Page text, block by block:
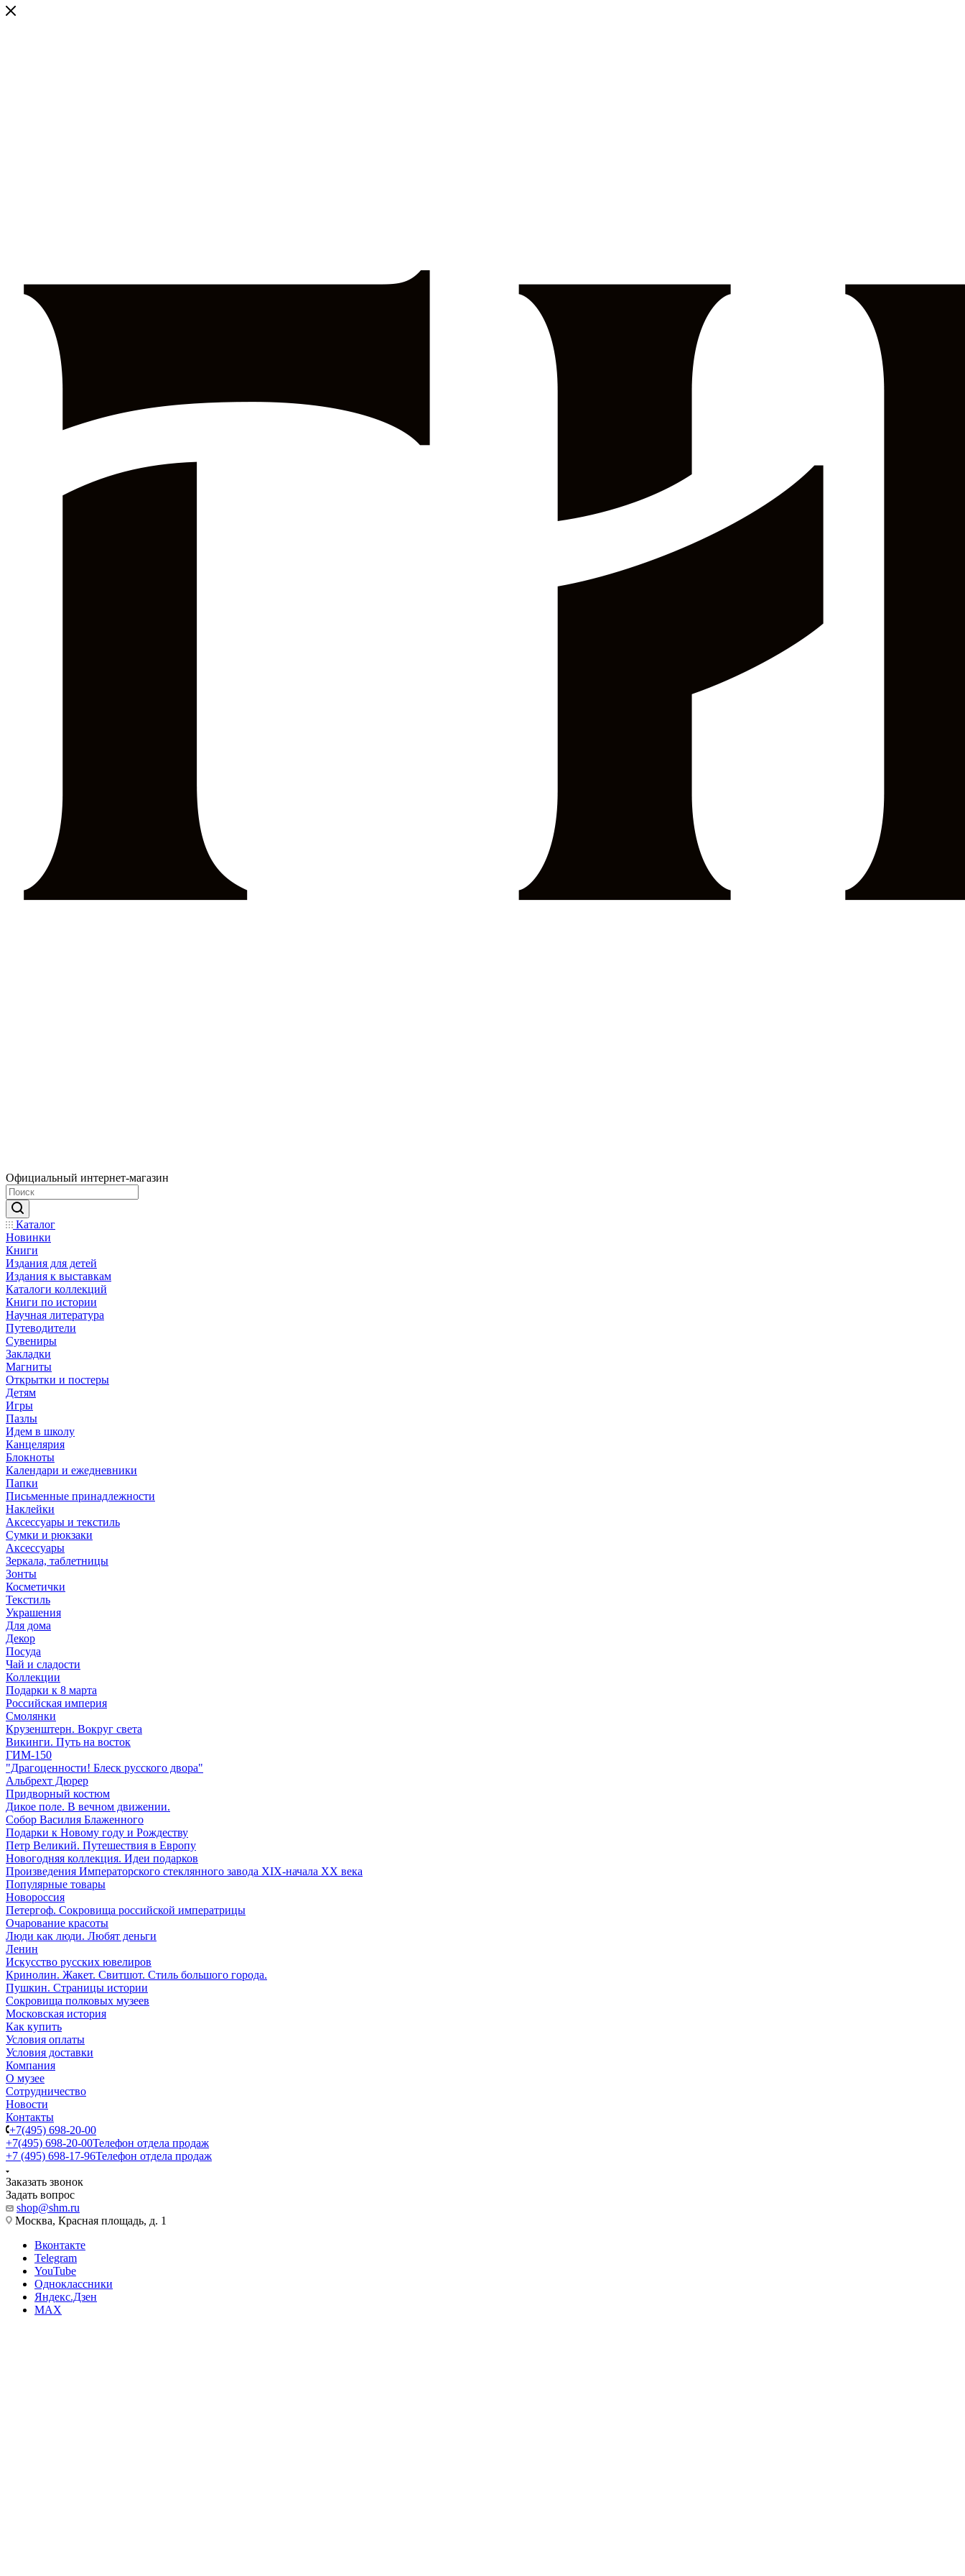
Официальный интернет-магазин
Каталог
Новинки
Книги
Издания для детей
Издания к выставкам
Каталоги коллекций
Книги по истории
Научная литература
Путеводители
Сувениры
Закладки
Магниты
Открытки и постеры
Детям
Игры
Пазлы
Идем в школу
Канцелярия
Блокноты
Календари и ежедневники
Папки
Письменные принадлежности
Наклейки
Аксессуары и текстиль
Сумки и рюкзаки
Аксессуары
Зеркала, таблетницы
Зонты
Косметички
Текстиль
Украшения
Для дома
Декор
Посуда
Чай и сладости
Коллекции
Подарки к 8 марта
Российская империя
Смолянки
Крузенштерн. Вокруг света
Викинги. Путь на восток
ГИМ-150
"Драгоценности! Блеск русского двора"
Альбрехт Дюрер
Придворный костюм
Дикое поле. В вечном движении.
Собор Василия Блаженного
Подарки к Новому году и Рождеству
Петр Великий. Путешествия в Европу
Новогодняя коллекция. Идеи подарков
Произведения Императорского стеклянного завода XIX-начала XX века
Популярные товары
Новороссия
Петергоф. Сокровища российской императрицы
Очарование красоты
Люди как люди. Любят деньги
Ленин
Искусство русских ювелиров
Кринолин. Жакет. Свитшот. Стиль большого города.
Пушкин. Страницы истории
Сокровища полковых музеев
Московская история
Как купить
Условия оплаты
Условия доставки
Компания
О музее
Сотрудничество
Новости
Контакты
+7(495) 698-20-00
+7(495) 698-20-00Телефон отдела продаж
+7 (495) 698-17-96Телефон отдела продаж
Заказать звонок
Задать вопрос
shop@shm.ru
Москва, Красная площадь, д. 1
Вконтакте
Telegram
YouTube
Одноклассники
Яндекс.Дзен
MAX